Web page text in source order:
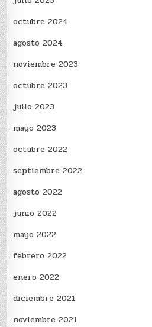
octubre 2024
agosto 2024
noviembre 2023
octubre 2023
julio 2023
mayo 2023
octubre 2022
septiembre 2022
agosto 2022
junio 2022
mayo 2022
febrero 2022
enero 2022
diciembre 2021
noviembre 2021